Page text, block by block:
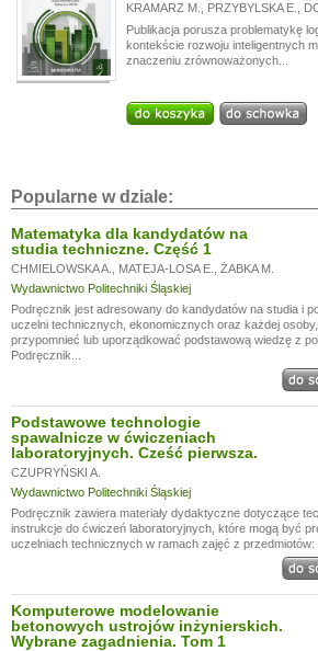
KRAMARZ M.
PRZYBYLSKA E.
Publikacja porusza problematykę
kontekście rozwoju inteligentnych
znaczeniu zrównoważonych...
Popularne w dziale:
Matematyka dla kandydatów na
studia techniczne. Część 1
CHMIELOWSKA A. MATEJA-LOSA E.
ŻABKA M.
Wydawnictwo Politechniki Śląskiej
Podręcznik jest adresowany do kandydatów na studia i
uczelni technicznych, ekonomicznych oraz każdej
przypomnieć lub uporządkować podstawową wiedzę z
Podręcznik...
Podstawowe technologie
spawalnicze w ćwiczeniach
laboratoryjnych. Cześć pierwsza.
CZUPRYŃSKI A.
Wydawnictwo Politechniki Śląskiej
Podręcznik zawiera materiały dydaktyczne dotyczące
instrukcje do ćwiczeń laboratoryjnych, które mogą być
uczelniach technicznych w ramach zajęć z przedmiotów:
Komputerowe modelowanie
betonowych ustrojów inżynierskich.
Wybrane zagadnienia. Tom 1